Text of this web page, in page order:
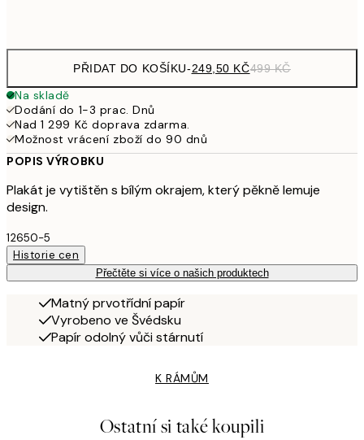
PŘIDAT DO KOŠÍKU-249,50 KČ499 KČ
Na skladě
Dodání do 1-3 prac. Dnů
Nad 1 299 Kč doprava zdarma.
Možnost vrácení zboží do 90 dnů
POPIS VÝROBKU
Plakát je vytištěn s bílým okrajem, který pěkně lemuje
design.
12650-5
Historie cen
Přečtěte si více o našich produktech
Matný prvotřídní papír
Vyrobeno ve Švédsku
Papír odolný vůči stárnutí
K RÁMŮM
Ostatní si také koupili